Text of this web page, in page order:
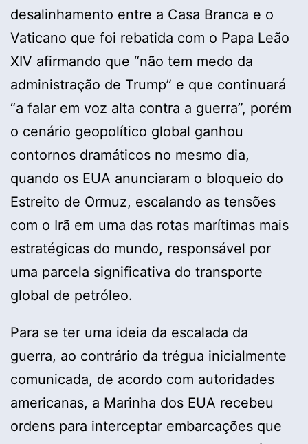
desalinhamento entre a Casa Branca e o
Vaticano que foi rebatida com o Papa Leão
XIV afirmando que “não tem medo da
administração de Trump” e que continuará
“a falar em voz alta contra a guerra”, porém
o cenário geopolítico global ganhou
contornos dramáticos no mesmo dia,
quando os EUA anunciaram o bloqueio do
Estreito de Ormuz, escalando as tensões
com o Irã em uma das rotas marítimas mais
estratégicas do mundo, responsável por
uma parcela significativa do transporte
global de petróleo.
Para se ter uma ideia da escalada da
guerra, ao contrário da trégua inicialmente
comunicada, de acordo com autoridades
americanas, a Marinha dos EUA recebeu
ordens para interceptar embarcações que